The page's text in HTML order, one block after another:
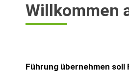
Willkommen
Führung übernehmen soll